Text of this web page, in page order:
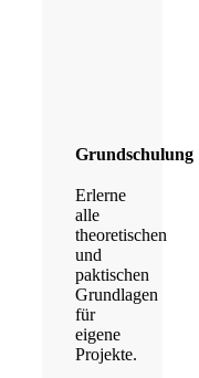
Grundschulung
Erlerne
alle
theoretischen
und
paktischen
Grundlagen
für
eigene
Projekte.